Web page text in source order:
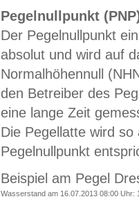
Pegelnullpunkt
Der Pegelnullpunkt
absolut und wird auf
Normalhöhennull
den Betreiber des
eine lange Zeit
Die Pegellatte wird
Pegelnullpunkt
Beispiel am Pegel
Wasserstand am 16.07.2013 08:00 Uhr: